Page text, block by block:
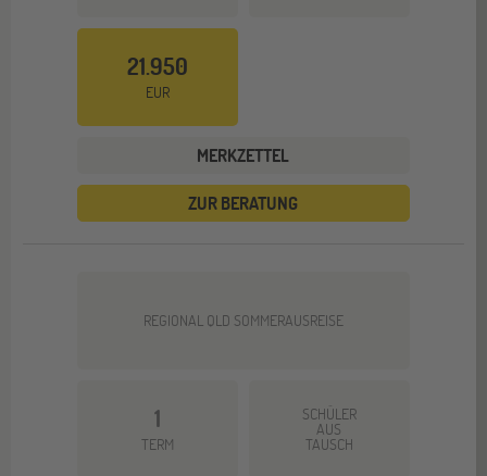
21.950
EUR
MERKZETTEL
ZUR BERATUNG
REGIONAL QLD SOMMERAUSREISE
1
TERM
SCHÜLER
AUS
TAUSCH